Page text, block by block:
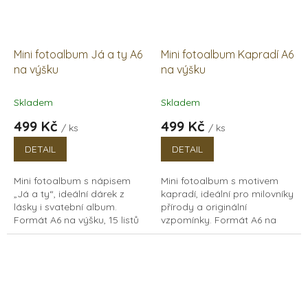
Mini fotoalbum Já a ty A6
na výšku
Skladem
499 Kč / ks
DETAIL
Mini fotoalbum s nápisem
„Já a ty“, ideální dárek z
lásky i svatební album.
Formát A6 na výšku, 15 listů
papírů v bílé a černé barvě.
Mini fotoalbum Kapradí A6
na výšku
Skladem
499 Kč / ks
DETAIL
Mini fotoalbum s motivem
kapradí, ideální pro milovníky
přírody a originální
vzpomínky. Formát A6 na
výšku, 15 listů papírů v bílé a